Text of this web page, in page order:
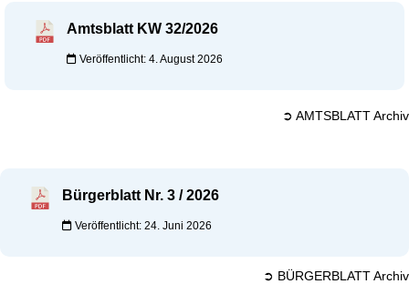
Amtsblatt KW 32/2026
Veröffentlicht: 4. August 2026
➲ AMTSBLATT Archiv
Bürgerblatt Nr. 3 / 2026
Veröffentlicht: 24. Juni 2026
➲ BÜRGERBLATT Archiv